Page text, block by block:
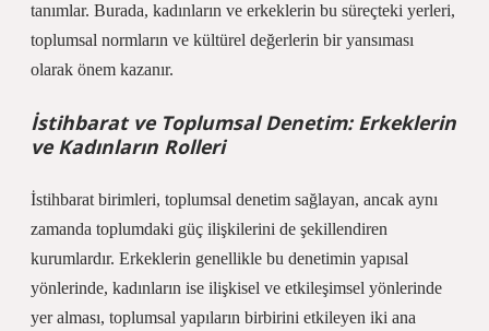
tanımlar. Burada, kadınların ve erkeklerin bu süreçteki yerleri,
toplumsal normların ve kültürel değerlerin bir yansıması
olarak önem kazanır.
İstihbarat ve Toplumsal Denetim: Erkeklerin
ve Kadınların Rolleri
İstihbarat birimleri, toplumsal denetim sağlayan, ancak aynı
zamanda toplumdaki güç ilişkilerini de şekillendiren
kurumlardır. Erkeklerin genellikle bu denetimin yapısal
yönlerinde, kadınların ise ilişkisel ve etkileşimsel yönlerinde
yer alması, toplumsal yapıların birbirini etkileyen iki ana